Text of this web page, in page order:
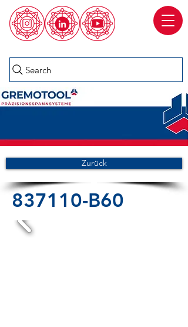
Search
Zurück
837110-B60